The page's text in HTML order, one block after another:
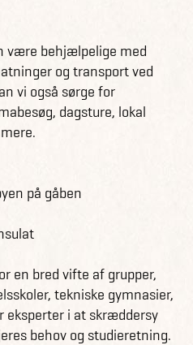
være behjælpelige med
og transport ved
vi også sørge for
dagsture, lokal
på gåben
en bred vifte af grupper,
tekniske gymnasier,
eksperter i at skræddersy
behov og studieretning.